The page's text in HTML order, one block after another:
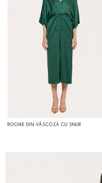
ROCHIE DIN VÂSCOZĂ CU ŞNUR